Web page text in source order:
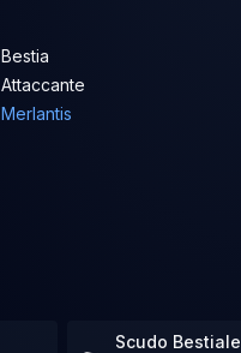
Bestia
Attaccante
Merlantis
Scudo Bestiale